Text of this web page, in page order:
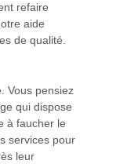
refaire
aide
de qualité.
Vous pensiez
qui dispose
à faucher le
services pour
leur